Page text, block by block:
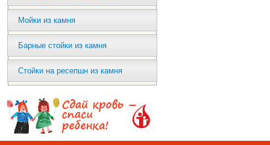
Мойки из камня
Барные стойки из камня
Стойки на ресепшн из камня